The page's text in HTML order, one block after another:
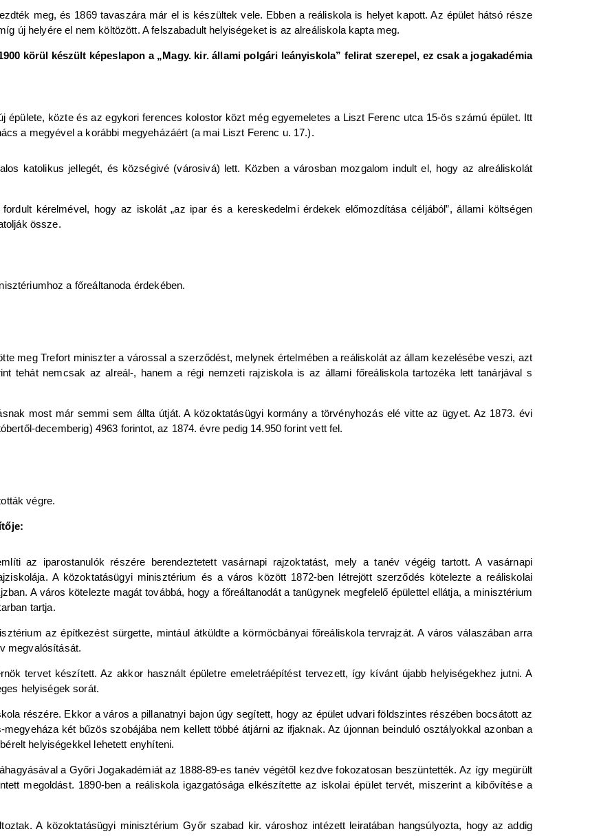
meg, és 1869 tavaszára már el is készültek vele. Ebben a reáliskola is helyet kapott. Az épület hátsó része
új helyére el nem költözött. A felszabadult helyiségeket is az alreáliskola kapta meg.
körül készült képeslapon a „Magy. kir. állami polgári leányiskola” felirat szerepel, ez csak a jogakadémia
épülete, közte és az egykori ferences kolostor közt még egyemeletes a Liszt Ferenc utca 15-ös számú épület. Itt
a megyével a korábbi megyeházáért (a mai Liszt Ferenc u. 17.).
katolikus jellegét, és községivé (városivá) lett. Közben a városban mozgalom indult el, hogy az alreáliskolát
kérelmével, hogy az iskolát „az ipar és a kereskedelmi érdekek előmozdítása céljából”, állami költségen
össze.
a főreáltanoda érdekében.
meg Trefort miniszter a várossal a szerződést, melynek értelmében a reáliskolát az állam kezelésébe veszi, azt
tehát nemcsak az alreál-, hanem a régi nemzeti rajziskola is az állami főreáliskola tartozéka lett tanárjával s
most már semmi sem állta útját. A közoktatásügyi kormány a törvényhozás elé vitte az ügyet. Az 1873. évi
decemberig) 4963 forintot, az 1874. évre pedig 14.950 forint vett fel.
végre.
az iparostanulók részére berendeztetett vasárnapi rajzoktatást, mely a tanév végéig tartott. A vasárnapi
A közoktatásügyi minisztérium és a város között 1872-ben létrejött szerződés kötelezte a reáliskolai
A város kötelezte magát továbbá, hogy a főreáltanodát a tanügynek megfelelő épülettel ellátja, a minisztérium
tartja.
az építkezést sürgette, mintául átküldte a körmöcbányai főreáliskola tervrajzát. A város válaszában arra
megvalósítását.
tervet készített. Az akkor használt épületre emeletráépítést tervezett, így kívánt újabb helyiségekhez jutni. A
helyiségek sorát.
részére. Ekkor a város a pillanatnyi bajon úgy segített, hogy az épület udvari földszintes részében bocsátott az
két bűzös szobájába nem kellett többé átjárni az ifjaknak. Az újonnan beinduló osztályokkal azonban a
helyiségekkel lehetett enyhíteni.
a Győri Jogakadémiát az 1888-89-es tanév végétől kezdve fokozatosan beszüntették. Az így megürült
megoldást. 1890-ben a reáliskola igazgatósága elkészítette az iskolai épület tervét, miszerint a kibővítése a
A közoktatásügyi minisztérium Győr szabad kir. városhoz intézett leiratában hangsúlyozta, hogy az addig